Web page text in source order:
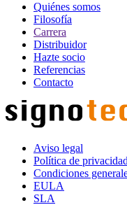
Quiénes somos
Filosofía
Carrera
Distribuidor
Hazte socio
Referencias
Contacto
Aviso legal
Política de privacidad
Condiciones
EULA
SLA